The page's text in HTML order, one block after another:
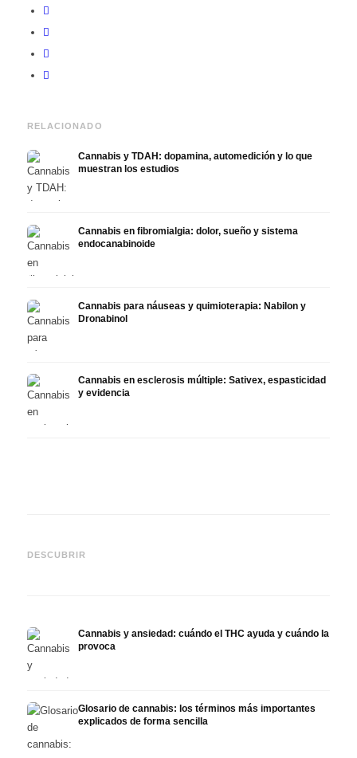
RELACIONADO
Cannabis y TDAH: dopamina, automedición y lo que
muestran los estudios
Cannabis en fibromialgia: dolor, sueño y sistema
endocanabinoide
Cannabis para náuseas y quimioterapia: Nabilon y
Dronabinol
Cannabis en esclerosis múltiple: Sativex, espasticidad
y evidencia
DESCUBRIR
Epidiolex y el estado actual
Cannabis y ansiedad: cuándo el THC ayuda y cuándo la
provoca
Glosario de cannabis: los términos más importantes
explicados de forma sencilla